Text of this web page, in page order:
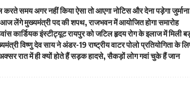
करते समय अगर नहीं किया ऐसा तो आएगा नोटिस और देना पड़ेगा
लेंगे मुख्यमंत्री पद की शपथ, राजभवन में आयोजित होगा समारोह
कार्डियक इंस्टीट्यूट रायपुर को जटिल हृदय रोग के इलाज में मिली
विष्णु देव साय ने अंडर-19 राष्ट्रीय वाटर पोलो प्रतियोगिता
रात में ही क्यों होते हैं सड़क हादसे, सैकड़ों लोग गवां चुके हैं जान